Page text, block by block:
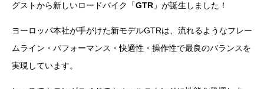
グストから新しいロードバイク「GTR 」が誕生しました！
ヨーロッパ本社が手がけた新モデルGTRは、流れるようなフレー
ムライン・パフォーマンス・快適性・操作性で最良のバランスを
実現しています。